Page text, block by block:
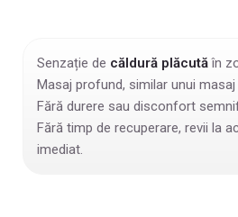
Senzație de căldură plăcutăîn
Masaj profund, similar unui
Fără durere sau disconfort
Fără timp de recuperare, revii la
imediat.